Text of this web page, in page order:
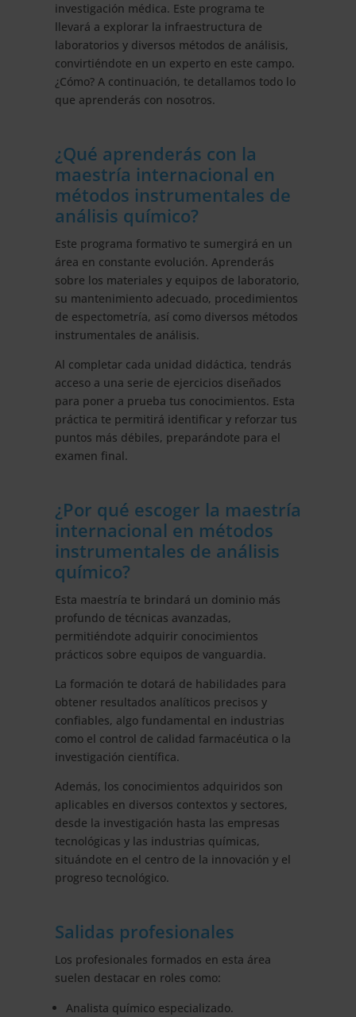
investigación médica. Este programa te
llevará a explorar la infraestructura de
laboratorios y diversos métodos de análisis,
convirtiéndote en un experto en este campo.
¿Cómo? A continuación, te detallamos todo lo
que aprenderás con nosotros.
¿Qué aprenderás con la
maestría internacional en
métodos instrumentales de
análisis químico?
Este programa formativo te sumergirá en un
área en constante evolución. Aprenderás
sobre los materiales y equipos de laboratorio,
su mantenimiento adecuado, procedimientos
de espectometría, así como diversos métodos
instrumentales de análisis.
Al completar cada unidad didáctica, tendrás
acceso a una serie de ejercicios diseñados
para poner a prueba tus conocimientos. Esta
práctica te permitirá identificar y reforzar tus
puntos más débiles, preparándote para el
examen final.
¿Por qué escoger la maestría
internacional en métodos
instrumentales de análisis
químico?
Esta maestría te brindará un dominio más
profundo de técnicas avanzadas,
permitiéndote adquirir conocimientos
prácticos sobre equipos de vanguardia.
La formación te dotará de habilidades para
obtener resultados analíticos precisos y
confiables, algo fundamental en industrias
como el control de calidad farmacéutica o la
investigación científica.
Además, los conocimientos adquiridos son
aplicables en diversos contextos y sectores,
desde la investigación hasta las empresas
tecnológicas y las industrias químicas,
situándote en el centro de la innovación y el
progreso tecnológico.
Salidas profesionales
Los profesionales formados en esta área
suelen destacar en roles como:
Analista químico especializado.